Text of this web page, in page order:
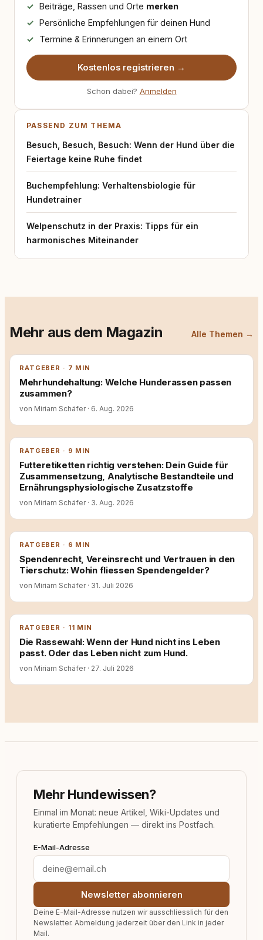
Beiträge, Rassen und Orte merken
Persönliche Empfehlungen für deinen Hund
Termine & Erinnerungen an einem Ort
Kostenlos registrieren →
Schon dabei? Anmelden
PASSEND ZUM THEMA
Besuch, Besuch, Besuch: Wenn der Hund über die
Feiertage keine Ruhe findet
Buchempfehlung: Verhaltensbiologie für
Hundetrainer
Welpenschutz in der Praxis: Tipps für ein
harmonisches Miteinander
Mehr aus dem Magazin Alle Themen →
RATGEBER · 7 MIN
Mehrhundehaltung: Welche Hunderassen passen
zusammen?
von Miriam Schäfer · 6. Aug. 2026
RATGEBER · 9 MIN
Futteretiketten richtig verstehen: Dein Guide für
Zusammensetzung, Analytische Bestandteile und
Ernährungsphysiologische Zusatzstoffe
von Miriam Schäfer · 3. Aug. 2026
RATGEBER · 6 MIN
Spendenrecht, Vereinsrecht und Vertrauen in den
Tierschutz: Wohin fliessen Spendengelder?
von Miriam Schäfer · 31. Juli 2026
RATGEBER · 11 MIN
Die Rassewahl: Wenn der Hund nicht ins Leben
passt. Oder das Leben nicht zum Hund.
von Miriam Schäfer · 27. Juli 2026
Mehr Hundewissen?
Einmal im Monat: neue Artikel, Wiki-Updates und
kuratierte Empfehlungen — direkt ins Postfach.
E-Mail-Adresse
Newsletter abonnieren
Deine E-Mail-Adresse nutzen wir ausschliesslich für den
Newsletter. Abmeldung jederzeit über den Link in jeder
Mail.